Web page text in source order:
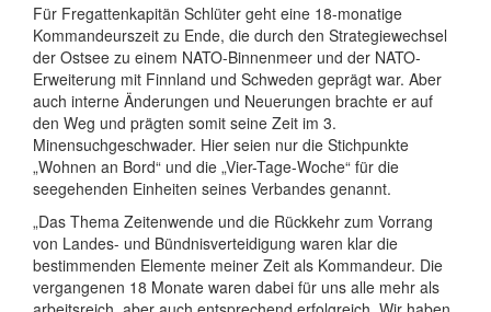
Für Fregattenkapitän Schlüter geht eine 18-monatige
Kommandeurszeit zu Ende, die durch den Strategiewechsel
der Ostsee zu einem NATO-Binnenmeer und der NATO-
Erweiterung mit Finnland und Schweden geprägt war. Aber
auch interne Änderungen und Neuerungen brachte er auf
den Weg und prägten somit seine Zeit im 3.
Minensuchgeschwader. Hier seien nur die Stichpunkte
„Wohnen an Bord“ und die „Vier-Tage-Woche“ für die
seegehenden Einheiten seines Verbandes genannt.
„Das Thema Zeitenwende und die Rückkehr zum Vorrang
von Landes- und Bündnisverteidigung waren klar die
bestimmenden Elemente meiner Zeit als Kommandeur. Die
vergangenen 18 Monate waren dabei für uns alle mehr als